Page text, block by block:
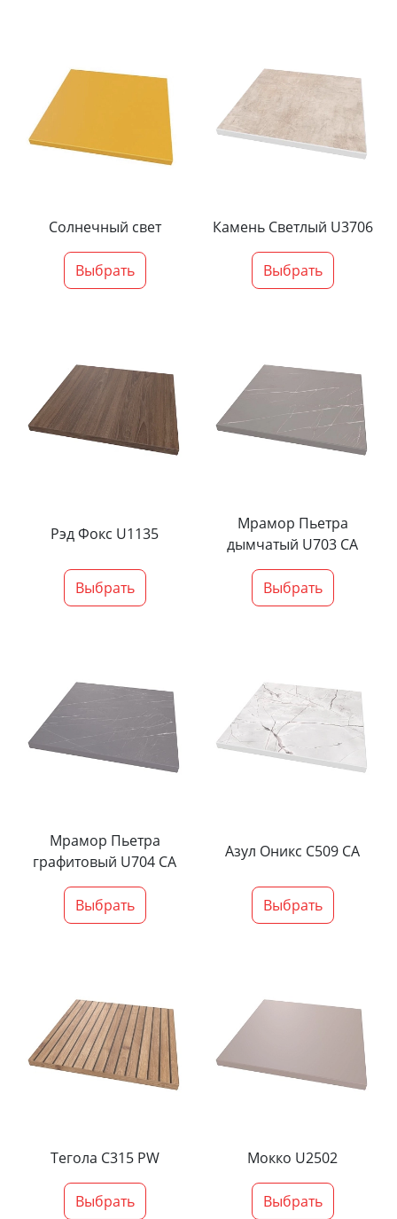
Солнечный свет
Выбрать
Камень Светлый U3706
Выбрать
Рэд Фокс U1135
Выбрать
Мрамор Пьетра
дымчатый U703 CA
Выбрать
Мрамор Пьетра
графитовый U704 CA
Выбрать
Азул Оникс С509 СА
Выбрать
Тегола С315 PW
Выбрать
Мокко U2502
Выбрать